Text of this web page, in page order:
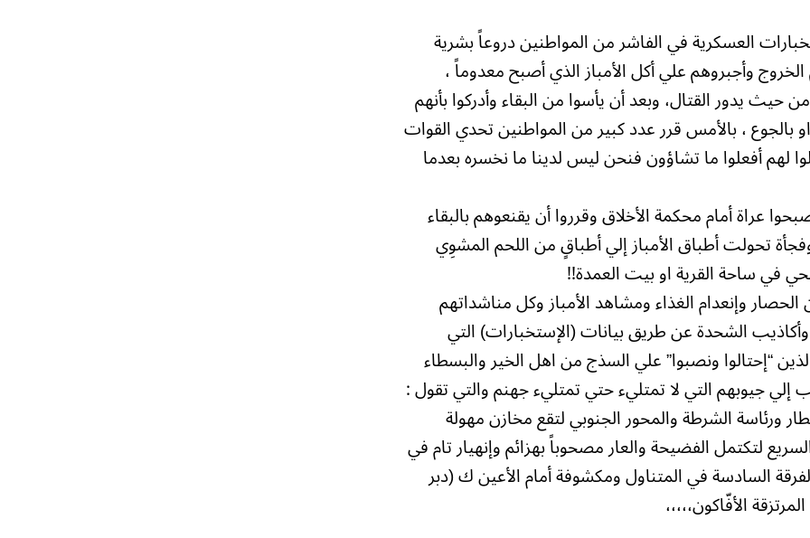
العسكرية في الفاشر من المواطنين دروعاً بشرية
وأجبروهم علي أكل الأمباز الذي أصبح معدوماً ،
يدور القتال، وبعد أن يأسوا من البقاء وأدركوا بأنهم
، بالأمس قرر عدد كبير من المواطنين تحدي القوات
لهم أفعلوا ما تشاؤون فنحن ليس لدينا ما نخسره بعدما
عراة أمام محكمة الأخلاق وقرروا أن يقنعوهم بالبقاء
تحولت أطباق الأمباز إلي أطباقٍ من اللحم المشوِي
في ساحة القرية او بيت العمدة!!
وإنعدام الغذاء ومشاهد الأمباز وكل مناشداتهم
الشحدة عن طريق بيانات (الإستخبارات) التي
“إحتالوا ونصبوا” علي السذج من اهل الخير والبسطاء
إلي جيوبهم التي لا تمتليء حتي تمتليء جهنم والتي تقول :
ورئاسة الشرطة والمحور الجنوبي لتقع مخازن مهولة
لتكتمل الفضيحة والعار مصحوباً بهزائم وإنهيار تام في
السادسة في المتناول ومكشوفة أمام الأعين ك (دبر
الأفّاكون،،،،،